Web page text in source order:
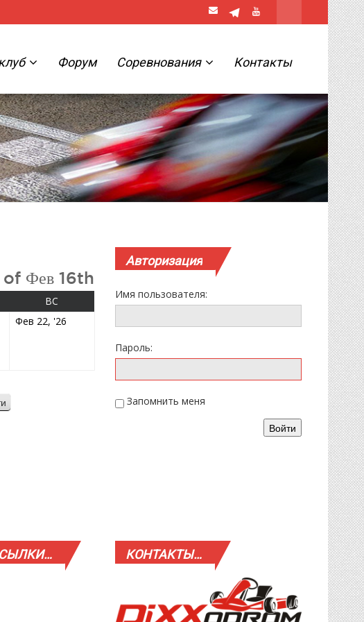
Форум Соревнования Контакты
Фев 16th
ВС ВОСКРЕСЕНЬЕ
Фев 22, '26
Авторизация
Имя пользователя:
Пароль:
Запомнить меня
Войти
КОНТАКТЫ…